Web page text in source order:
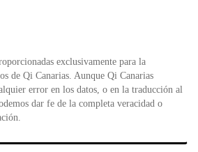
exclusivamente para la
de Qi Canarias. Aunque Qi Canarias
error en los datos, o en la traducción al
dar fe de la completa veracidad o